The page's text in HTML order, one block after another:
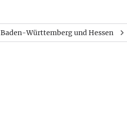
Baden-Württemberg und Hessen